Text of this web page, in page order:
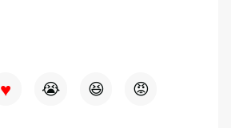
♥ 😭 😆 😡